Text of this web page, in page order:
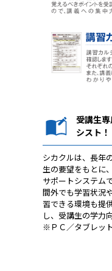
受講生
シスト！
シカクルは、長年
生の要望をもとに
サポートシステム
間外でも学習状況
習できる環境も提
し、受講生の学力
※ＰＣ／タブレッ